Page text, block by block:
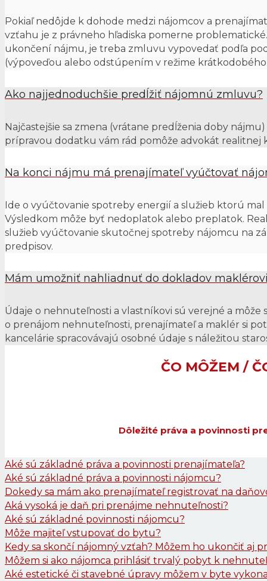
Pokiaľ nedôjde k dohode medzi nájomcov a
vzťahu je z právneho hľadiska pomerne
ukončení nájmu, je treba zmluvu vypovedať podľa
(výpoveďou alebo odstúpením v režime
Ako najjednoduchšie predĺžiť nájomnú zmluvu?
Najčastejšie sa zmena (vrátane predĺženia doby
prípravou dodatku vám rád pomôže advokát realitnej
Na konci nájmu má prenajímateľ vyúčtovať
Ide o vyúčtovanie spotreby energií a služieb ktorú
Výsledkom môže byť nedoplatok alebo preplatok.
služieb vyúčtovanie skutočnej spotreby nájomcu na
predpisov.
Mám umožniť nahliadnuť do dokladov
Údaje o nehnuteľnosti a vlastníkovi sú verejné a môže
o prenájom nehnuteľnosti, prenajímateľ a maklér si
kancelárie spracovávajú osobné údaje s náležitou
ČO MÔŽEM /
Dôležité práva a povinnosti
Aké sú základné práva a povinnosti prenajímateľa?
Aké sú základné práva a povinnosti nájomcu?
Dokedy sa mám ako prenajímateľ registrovať na
Aká vysoká je daň pri prenájme nehnuteľnosti?
Aké sú základné povinnosti nájomcu?
Môže majiteľ vstupovať do bytu?
Kedy sa skončí nájomný vzťah? Môžem ho ukončiť aj
Môžem si ako nájomca prihlásiť trvalý pobyt k
Aké estetické či stavebné úpravy môžem v byte